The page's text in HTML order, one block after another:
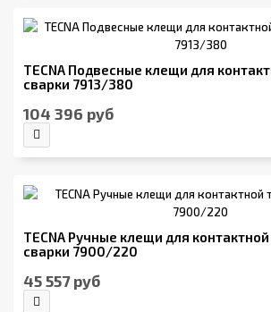
TECNA Подвесные клещи для
сварки 7913/380
104 396 руб
TECNA Ручные клещи для
сварки 7900/220
45 557 руб